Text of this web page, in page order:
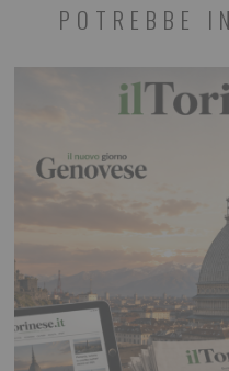
POTREBBE